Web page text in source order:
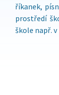
říkanek,
prostředí
škole např.